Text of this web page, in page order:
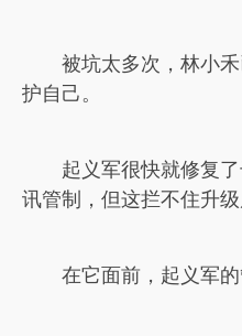
被坑太多次，林小
护自己。
起义军很快就修复
讯管制，但这拦不住升级
在它面前，起义军的